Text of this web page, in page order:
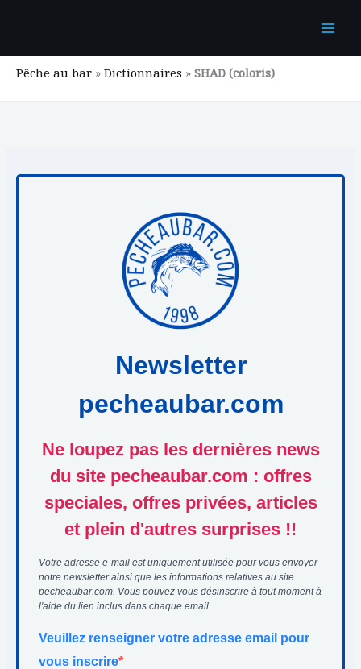
contenu
Pêche au bar » Dictionnaires » SHAD (coloris)
Newsletter
pecheaubar.com
Ne loupez pas les dernières news
du site pecheaubar.com : offres
speciales, offres privées, articles
et plein d'autres surprises !!
Votre adresse e-mail est uniquement utilisée pour vous envoyer
notre newsletter ainsi que les informations relatives au site
pecheaubar.com. Vous pouvez vous désinscrire à tout moment à
l'aide du lien inclus dans chaque email.
Veuillez renseigner votre adresse email pour
vous inscrire